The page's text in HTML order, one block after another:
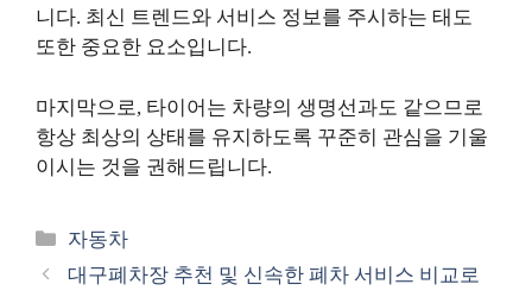
니다. 최신 트렌드와 서비스 정보를 주시하는 태도
또한 중요한 요소입니다.
마지막으로, 타이어는 차량의 생명선과도 같으므로
항상 최상의 상태를 유지하도록 꾸준히 관심을 기울
이시는 것을 권해드립니다.
카
테
자동차
대구폐차장 추천 및 신속한 폐차 서비스 비교로